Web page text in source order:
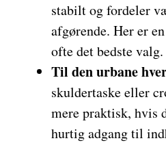
stabilt og fordeler
afgørende. Her er
ofte det bedste valg.
Til den urbane
skuldertaske eller
mere praktisk, hvis
hurtig adgang til